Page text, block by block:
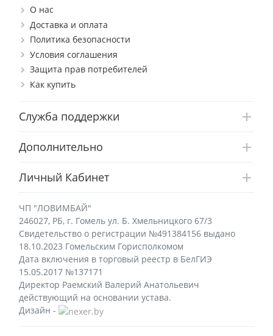
О нас
Доставка и оплата
Политика безопасности
Условия соглашения
Защита прав потребителей
Как купить
Служба поддержки
Дополнительно
Личный Кабинет
ЧП "ЛОВИМБАЙ"
246027, РБ, г. Гомель ул. Б. Хмельницкого 67/3
Свидетельство о регистрации №491384156 выдано
18.10.2023 Гомельским Горисполкомом
Дата включения в торговый реестр в БелГИЭ
15.05.2017 №137171
Директор Раемский Валерий Анатольевич
действующий на основании устава.
Дизайн -